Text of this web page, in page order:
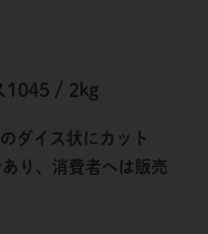
1045 / 2kg
ダイス状にカット
り、消費者へは販売